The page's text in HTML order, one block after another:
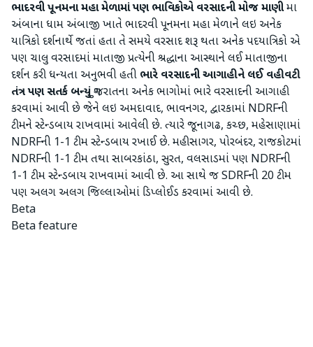
ભાદરવી પૂનમના મહા મેળામાં પણ ભાવિકોએ વરસાદની મોજ માણીમા
અંબાના ધામ અંબાજી ખાતે ભાદરવી પૂનમના મહા મેળાને લઇ અનેક
યાત્રિકો દર્શનાર્થે જતાં હતા તે સમયે વરસાદ શરૂ થતા અનેક પદયાત્રિકો એ
પણ ચાલુ વરસાદમાં માતાજી પ્રત્યેની શ્રદ્ધાના આસ્થાને લઈ માતાજીના
દર્શન કરી ધન્યતા અનુભવી હતી ભારે વરસાદની આગાહીને લઈ વહીવટી
તંત્ર પણ સતર્ક બન્યુંગુજરાતના અનેક ભાગોમાં ભારે વરસાદની આગાહી
કરવામાં આવી છે જેને લઇ અમદાવાદ, ભાવનગર, દ્વારકામાં NDRFની
ટીમને સ્ટેન્ડબાય રાખવામાં આવેલી છે. ત્યારે જૂનાગઢ, કચ્છ, મહેસાણામાં
NDRFની 1-1 ટીમ સ્ટેન્ડબાય રખાઈ છે. મહીસાગર, પોરબંદર, રાજકોટમાં
NDRFની 1-1 ટીમ તથા સાબરકાંઠા, સુરત, વલસાડમાં પણ NDRFની
1-1 ટીમ સ્ટેન્ડબાય રાખવામાં આવી છે. આ સાથે જ SDRFની 20 ટીમ
પણ અલગ અલગ જિલ્લાઓમાં ડિપ્લોઈડ કરવામાં આવી છે.
Beta
Beta feature